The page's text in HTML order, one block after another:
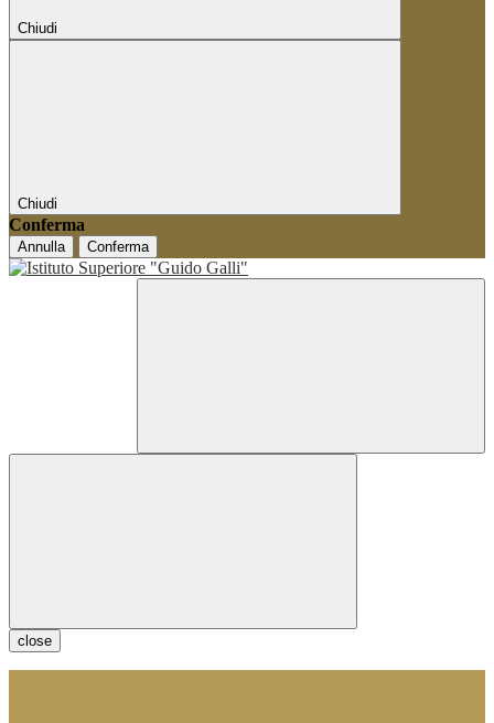
Chiudi
Chiudi
Conferma
Annulla Conferma
close